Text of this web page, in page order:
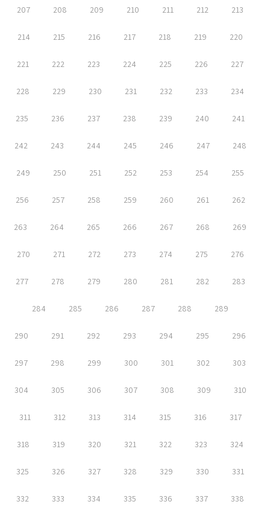
207 208 209 210 211 212 213
214 215 216 217 218 219 220
221 222 223 224 225 226 227
228 229 230 231 232 233 234
235 236 237 238 239 240 241
242 243 244 245 246 247 248
249 250 251 252 253 254 255
256 257 258 259 260 261 262
263 264 265 266 267 268 269
270 271 272 273 274 275 276
277 278 279 280 281 282 283
284 285 286 287 288 289
290 291 292 293 294 295 296
297 298 299 300 301 302 303
304 305 306 307 308 309 310
311 312 313 314 315 316 317
318 319 320 321 322 323 324
325 326 327 328 329 330 331
332 333 334 335 336 337 338